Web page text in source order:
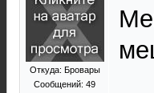
Откуда: Бровары
Сообщений: 49